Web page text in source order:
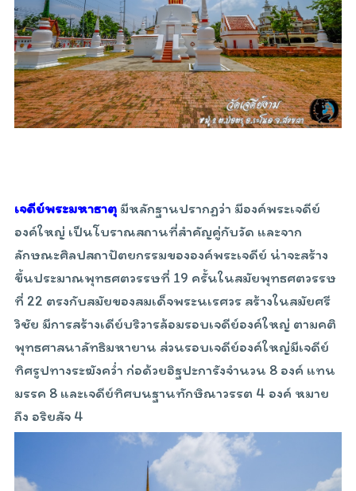
เจดีย์พระมหาธาตุ มีหลักฐานปรากฏว่า มีองค์พระเจดีย์
องค์ใหญ่ เป็นโบราณสถานที่สำคัญคู่กับวัด และจาก
ลักษณะศิลปสถาปัตยกรรมขององค์พระเจดีย์ น่าจะสร้าง
ขึ้นประมาณพุทธศตวรรษที่ 19 ครั้นในสมัยพุทธศตวรรษ
ที่ 22 ตรงกับสมัยของสมเด็จพระนเรศวร สร้างในสมัยศรี
วิชัย มีการสร้างเดีย์บริวารล้อมรอบเจดีย์องค์ใหญ่ ตามคติ
พุทธศาสนาลัทธิมหายาน ส่วนรอบเจดีย์องค์ใหญ่มีเจดีย์
ทิศรูปทางระฆังคว่ำ ก่อด้วยอิฐปะการังจำนวน 8 องค์ แทน
มรรค 8 และเจดีย์ทิศบนฐานทักษิณาวรรต 4 องค์ หมาย
ถึง อริยสัจ 4